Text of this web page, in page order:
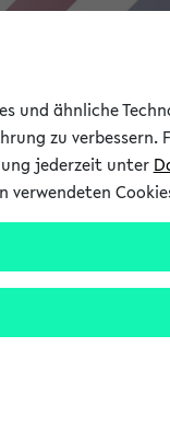
am
Möglichkeiten
und ähnliche
zu
jederzeit unter